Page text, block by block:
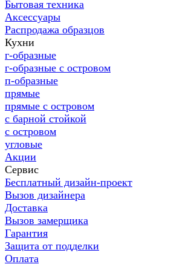
Бытовая техника
Аксессуары
Распродажа образцов
Кухни
г-образные
г-образные с островом
п-образные
прямые
прямые с островом
с барной стойкой
с островом
угловые
Акции
Сервис
Бесплатный дизайн-проект
Вызов дизайнера
Доставка
Вызов замерщика
Гарантия
Защита от подделки
Оплата